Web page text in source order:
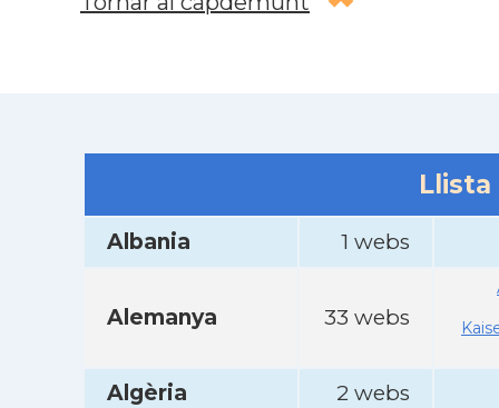
Albania 1 webs
Alemanya 33 webs
Algèria
2 webs